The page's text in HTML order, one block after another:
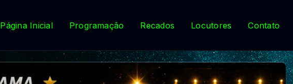
Página Inicial Programação Recados Locutores Contato